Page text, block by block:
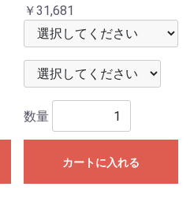
￥31,681
数量
カートに入れる